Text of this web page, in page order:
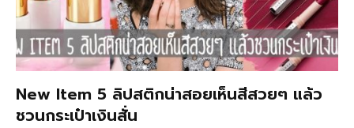
New Item 5 ลิปสติกน่าสอยเห็นสีสวยๆ แล้ว
ชวนกระเป๋าเงินสั่น